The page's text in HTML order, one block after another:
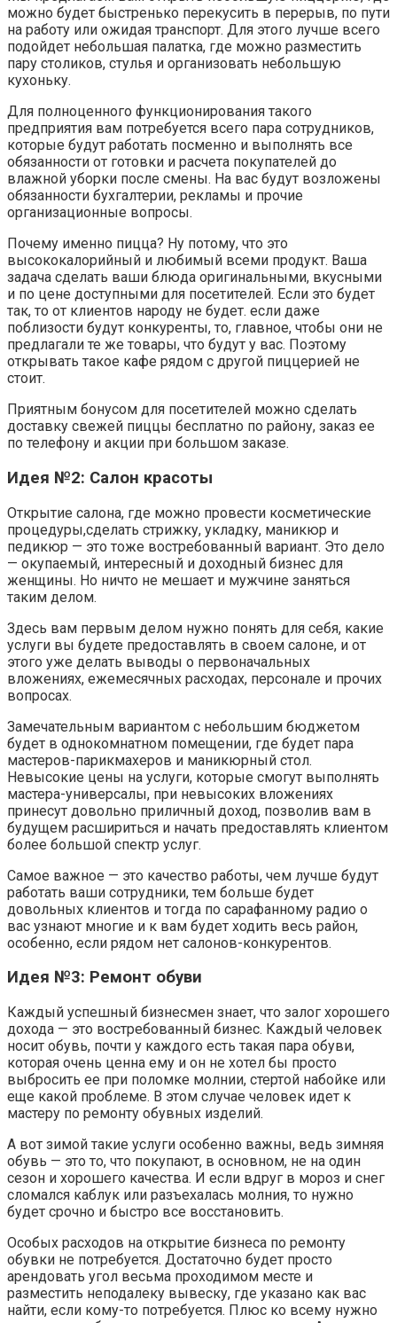
можно будет быстренько перекусить в перерыв, по пути
на работу или ожидая транспорт. Для этого лучше всего
подойдет небольшая палатка, где можно разместить
пару столиков, стулья и организовать небольшую
кухоньку.
Для полноценного функционирования такого
предприятия вам потребуется всего пара сотрудников,
которые будут работать посменно и выполнять все
обязанности от готовки и расчета покупателей до
влажной уборки после смены. На вас будут возложены
обязанности бухгалтерии, рекламы и прочие
организационные вопросы.
Почему именно пицца? Ну потому, что это
высококалорийный и любимый всеми продукт. Ваша
задача сделать ваши блюда оригинальными, вкусными
и по цене доступными для посетителей. Если это будет
так, то от клиентов народу не будет. если даже
поблизости будут конкуренты, то, главное, чтобы они не
предлагали те же товары, что будут у вас. Поэтому
открывать такое кафе рядом с другой пиццерией не
стоит.
Приятным бонусом для посетителей можно сделать
доставку свежей пиццы бесплатно по району, заказ ее
по телефону и акции при большом заказе.
Идея №2: Салон красоты
Открытие салона, где можно провести косметические
процедуры,сделать стрижку, укладку, маникюр и
педикюр — это тоже востребованный вариант. Это дело
— окупаемый, интересный и доходный бизнес для
женщины. Но ничто не мешает и мужчине заняться
таким делом.
Здесь вам первым делом нужно понять для себя, какие
услуги вы будете предоставлять в своем салоне, и от
этого уже делать выводы о первоначальных
вложениях, ежемесячных расходах, персонале и прочих
вопросах.
Замечательным вариантом с небольшим бюджетом
будет в однокомнатном помещении, где будет пара
мастеров-парикмахеров и маникюрный стол.
Невысокие цены на услуги, которые смогут выполнять
мастера-универсалы, при невысоких вложениях
принесут довольно приличный доход, позволив вам в
будущем расшириться и начать предоставлять клиентом
более большой спектр услуг.
Самое важное — это качество работы, чем лучше будут
работать ваши сотрудники, тем больше будет
довольных клиентов и тогда по сарафанному радио о
вас узнают многие и к вам будет ходить весь район,
особенно, если рядом нет салонов-конкурентов.
Идея №3: Ремонт обуви
Каждый успешный бизнесмен знает, что залог хорошего
дохода — это востребованный бизнес. Каждый человек
носит обувь, почти у каждого есть такая пара обуви,
которая очень ценна ему и он не хотел бы просто
выбросить ее при поломке молнии, стертой набойке или
еще какой проблеме. В этом случае человек идет к
мастеру по ремонту обувных изделий.
А вот зимой такие услуги особенно важны, ведь зимняя
обувь — это то, что покупают, в основном, не на один
сезон и хорошего качества. И если вдруг в мороз и снег
сломался каблук или разъехалась молния, то нужно
будет срочно и быстро все восстановить.
Особых расходов на открытие бизнеса по ремонту
обувки не потребуется. Достаточно будет просто
арендовать угол весьма проходимом месте и
разместить неподалеку вывеску, где указано как вас
найти, если кому-то потребуется. Плюс ко всему нужно